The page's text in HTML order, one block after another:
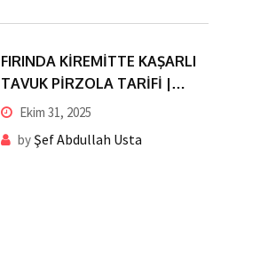
FIRINDA KİREMİTTE KAŞARLI
TAVUK PİRZOLA TARİFİ |
LOKUM GİBİ ET ERİYEN KAŞAR
Ekim 31, 2025
byŞef Abdullah Usta